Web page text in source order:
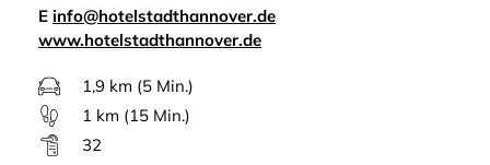
E info@hotelstadthannover.de
www.hotelstadthannover.de
1,9 km (5 Min.)
1 km (15 Min.)
32